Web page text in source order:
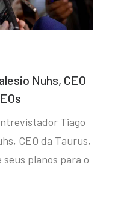
Nuhs, CEO
Tiago
CEO da Taurus,
planos para o